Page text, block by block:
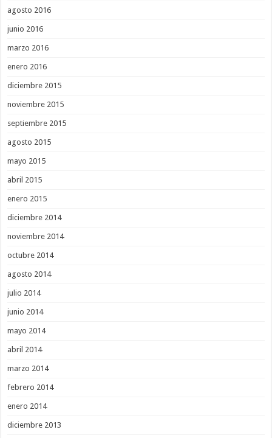
agosto 2016
junio 2016
marzo 2016
enero 2016
diciembre 2015
noviembre 2015
septiembre 2015
agosto 2015
mayo 2015
abril 2015
enero 2015
diciembre 2014
noviembre 2014
octubre 2014
agosto 2014
julio 2014
junio 2014
mayo 2014
abril 2014
marzo 2014
febrero 2014
enero 2014
diciembre 2013